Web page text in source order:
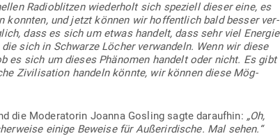
Radio­blitzen wie­derholt sich spe­ziell dieser eine, es
konnten, und jetzt können wir hof­fentlich bald besser ver­
dass es sich um etwas handelt, dass sehr viel Energie
sich in Schwarze Löcher ver­wandeln. Wenn wir diese
es sich um dieses Phä­nomen handelt oder nicht. Es gibt
Zivi­li­sation handeln könnte, wir können diese Mög­
die Mode­ra­torin Joanna Gosling sagte dar­aufhin: „Oh,
einige Beweise für Außer­ir­dische. Mal sehen.“